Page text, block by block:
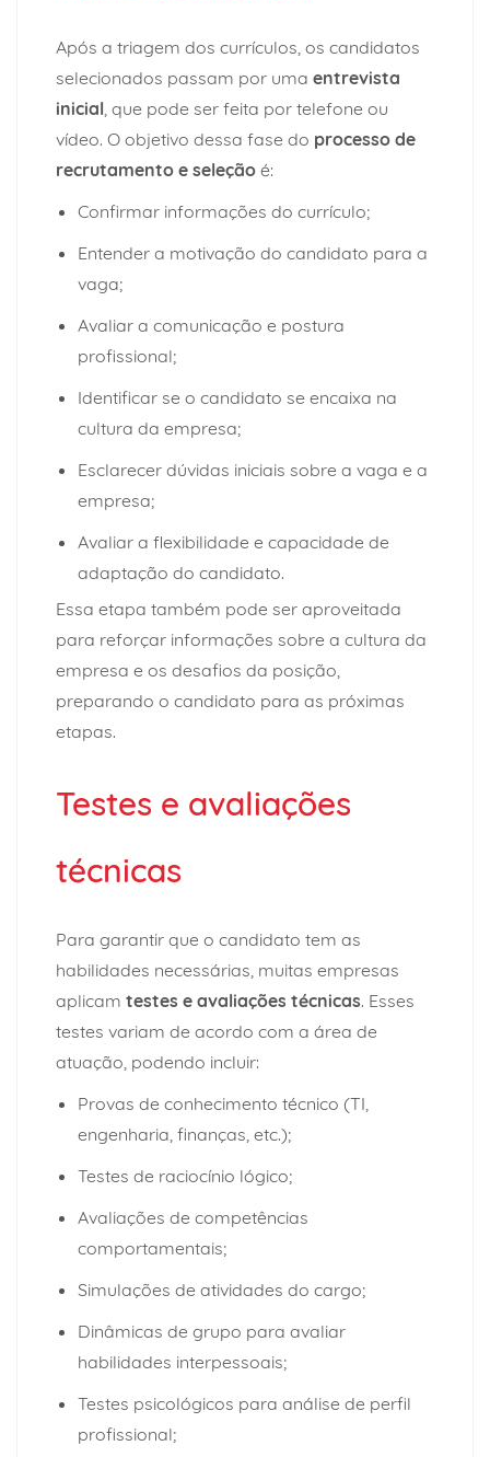
Após a triagem dos currículos, os candidatos
selecionados passam por uma entrevista
inicial, que pode ser feita por telefone ou
vídeo. O objetivo dessa fase do processo de
recrutamento e seleção é:
Confirmar informações do currículo;
Entender a motivação do candidato para a
vaga;
Avaliar a comunicação e postura
profissional;
Identificar se o candidato se encaixa na
cultura da empresa;
Esclarecer dúvidas iniciais sobre a vaga e a
empresa;
Avaliar a flexibilidade e capacidade de
adaptação do candidato.
Essa etapa também pode ser aproveitada
para reforçar informações sobre a cultura da
empresa e os desafios da posição,
preparando o candidato para as próximas
etapas.
Testes e avaliações
técnicas
Para garantir que o candidato tem as
habilidades necessárias, muitas empresas
aplicam testes e avaliações técnicas. Esses
testes variam de acordo com a área de
atuação, podendo incluir:
Provas de conhecimento técnico (TI,
engenharia, finanças, etc.);
Testes de raciocínio lógico;
Avaliações de competências
comportamentais;
Simulações de atividades do cargo;
Dinâmicas de grupo para avaliar
habilidades interpessoais;
Testes psicológicos para análise de perfil
profissional;